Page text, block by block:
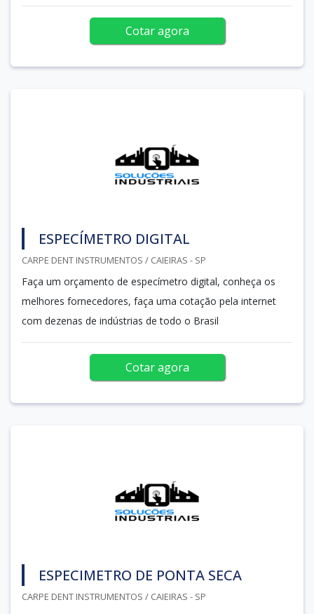
Cotar agora
ESPECÍMETRO DIGITAL
CARPE DENT INSTRUMENTOS / CAIEIRAS - SP
Faça um orçamento de especímetro digital, conheça os
melhores fornecedores, faça uma cotação pela internet
com dezenas de indústrias de todo o Brasil
Cotar agora
ESPECIMETRO DE PONTA SECA
CARPE DENT INSTRUMENTOS / CAIEIRAS - SP